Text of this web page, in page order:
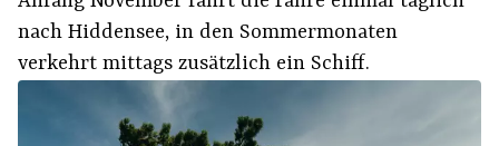
nach Hiddensee, in den Sommermonaten
verkehrt mittags zusätzlich ein Schiff.